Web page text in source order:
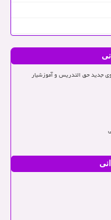
جدید حق التدریس و آموزشیار